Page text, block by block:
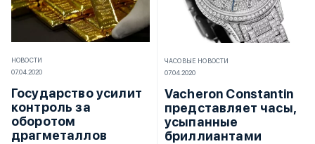
НОВОСТИ
07.04.2020
Государство усилит
контроль за
оборотом
драгметаллов
ЧАСОВЫЕ НОВОСТИ
07.04.2020
Vacheron Constantin
представляет часы,
усыпанные
бриллиантами